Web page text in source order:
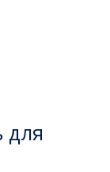
для